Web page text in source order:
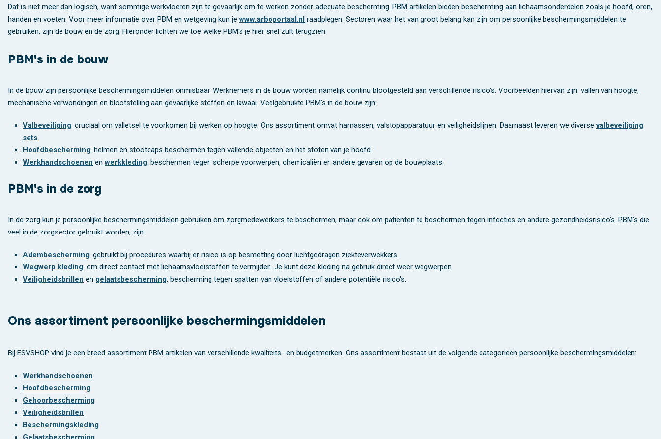
Dat is niet meer dan logisch, want sommige werkvloeren zijn te gevaarlijk om te werken zonder adequate bescherming. PBM artikelen bieden bescherming aan lichaamsonderdelen zoals je hoofd, oren,
handen en voeten. Voor meer informatie over PBM en wetgeving kun jewww.arboportaal.nl raadplegen. Sectoren waar het van groot belang kan zijn om persoonlijke beschermingsmiddelen te
gebruiken, zijn de bouw en de zorg. Hieronder lichten we toe welke PBM's je hier snel zult terugzien.
PBM's in de bouw
In de bouw zijn persoonlijke beschermingsmiddelen onmisbaar. Werknemers in de bouw worden namelijk continu blootgesteld aan verschillende risico's. Voorbeelden hiervan zijn: vallen van hoogte,
mechanische verwondingen en blootstelling aan gevaarlijke stoffen en lawaai. Veelgebruikte PBM's in de bouw zijn:
Valbeveiliging: cruciaal om valletsel te voorkomen bij werken op hoogte. Ons assortiment omvat harnassen, valstopapparatuur en veiligheidslijnen. Daarnaast leveren we diversevalbeveiliging
sets.
Hoofdbescherming: helmen en stootcaps beschermen tegen vallende objecten en het stoten van je hoofd.
Werkhandschoenen enwerkkleding: beschermen tegen scherpe voorwerpen, chemicaliën en andere gevaren op de bouwplaats.
PBM's in de zorg
In de zorg kun je persoonlijke beschermingsmiddelen gebruiken om zorgmedewerkers te beschermen, maar ook om patiënten te beschermen tegen infecties en andere gezondheidsrisico's. PBM's die
veel in de zorgsector gebruikt worden, zijn:
Adembescherming: gebruikt bij procedures waarbij er risico is op besmetting door luchtgedragen ziekteverwekkers.
Wegwerp kleding: om direct contact met lichaamsvloeistoffen te vermijden. Je kunt deze kleding na gebruik direct weer wegwerpen.
Veiligheidsbrillen en gelaatsbescherming: bescherming tegen spatten van vloeistoffen of andere potentiële risico's.
Ons assortiment persoonlijke beschermingsmiddelen
Bij ESVSHOP vind je een breed assortiment PBM artikelen van verschillende kwaliteits- en budgetmerken. Ons assortiment bestaat uit de volgende categorieën persoonlijke beschermingsmiddelen:
Werkhandschoenen
Hoofdbescherming
Gehoorbescherming
Veiligheidsbrillen
Beschermingskleding
Gelaatsbescherming